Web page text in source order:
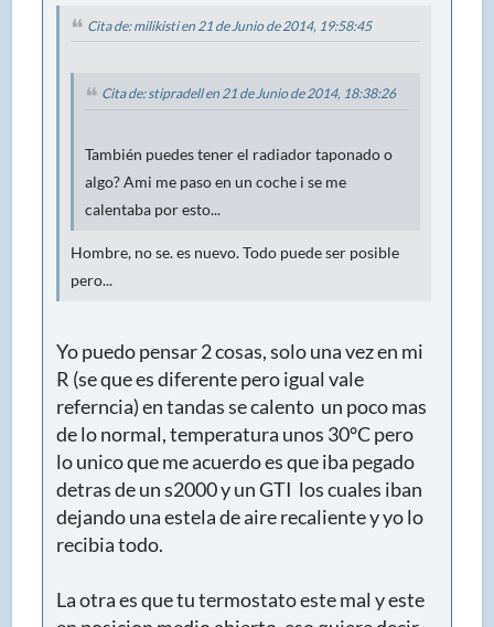
Cita de: milikisti en 21 de Junio de 2014, 19:58:45
Cita de: stipradell en 21 de Junio de 2014, 18:38:26
También puedes tener el radiador taponado o
algo? Ami me paso en un coche i se me
calentaba por esto...
Hombre, no se. es nuevo. Todo puede ser posible
pero...
Yo puedo pensar 2 cosas, solo una vez en mi
R (se que es diferente pero igual vale
referncia) en tandas se calento un poco mas
de lo normal, temperatura unos 30°C pero
lo unico que me acuerdo es que iba pegado
detras de un s2000 y un GTI los cuales iban
dejando una estela de aire recaliente y yo lo
recibia todo.
La otra es que tu termostato este mal y este